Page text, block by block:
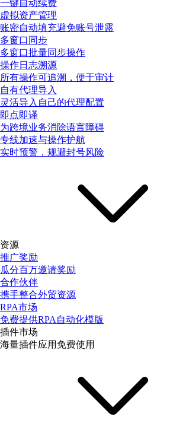
一键自动续费
虚拟资产管理
账密自动填充避免账号泄露
多窗口同步
多窗口批量同步操作
操作日志溯源
所有操作可追溯，便于审计
自有代理导入
灵活导入自己的代理配置
即点即译
为跨境业务消除语言障碍
专线加速与操作护航
实时预警，规避封号风险
资源
推广奖励
瓜分百万邀请奖励
合作伙伴
携手整合外贸资源
RPA市场
免费提供RPA自动化模版
插件市场
海量插件应用免费使用